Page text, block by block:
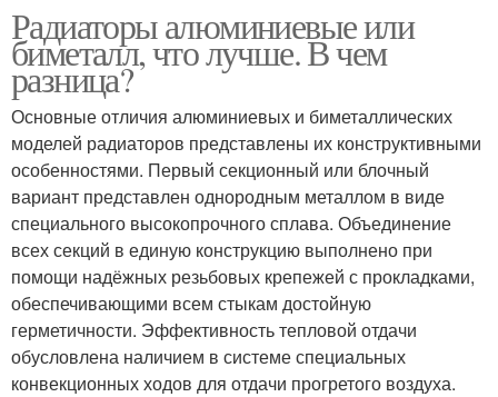
Радиаторы алюминиевые или
биметалл, что лучше. В чем
разница?
Основные отличия алюминиевых и биметаллических
моделей радиаторов представлены их конструктивными
особенностями. Первый секционный или блочный
вариант представлен однородным металлом в виде
специального высокопрочного сплава. Объединение
всех секций в единую конструкцию выполнено при
помощи надёжных резьбовых крепежей с прокладками,
обеспечивающими всем стыкам достойную
герметичности. Эффективность тепловой отдачи
обусловлена наличием в системе специальных
конвекционных ходов для отдачи прогретого воздуха.